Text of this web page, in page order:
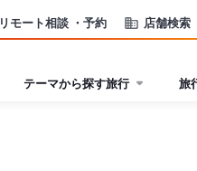
リモート相談 ・予約 店舗検索
テーマから探す旅行 旅